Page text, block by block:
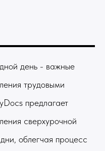
день - важные
трудовыми
предлагает
сверхурочной
облегчая процесс